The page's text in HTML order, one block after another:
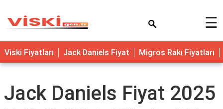
☰
Viski Fiyatları Jack Daniels Fiyat Migros Rakı Fiyatları
Jack Daniels Fiyat 2025